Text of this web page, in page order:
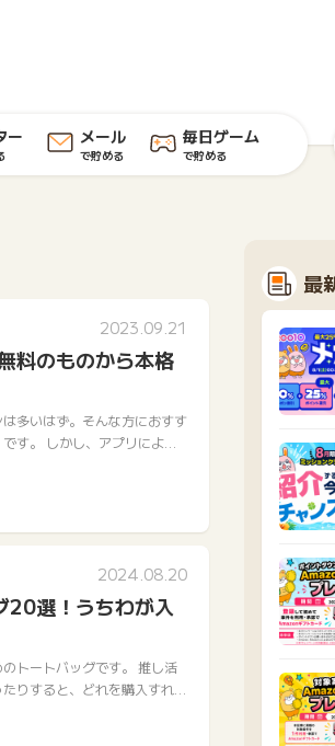
ー メール
で貯める
毎日ゲーム
で貯める
2023.09.21
料のものから本格
多いはず。そんな方におすす
す。 しかし、アプリによっ
こともあるでしょう。 そこ
2024.08.20
20選！うちわが入
トートバッグです。 推し活
りすると、どれを購入すれば
は、推し活トートバッグの
最